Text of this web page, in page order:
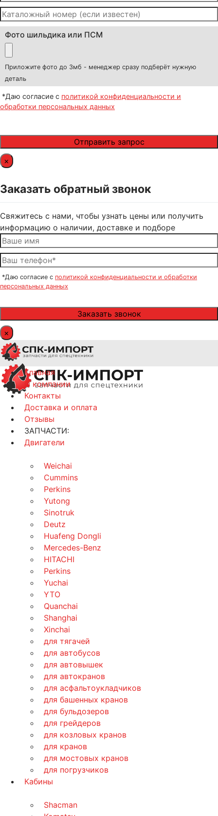
Фото шильдика или ПСМ
Приложите фото до 3мб - менеджер сразу подберёт нужную
деталь
*Даю согласие с политикой конфиденциальности и
обработки персональных данных
×
Заказать обратный звонок
Свяжитесь с нами, чтобы узнать цены или получить
информацию о наличии, доставке и подборе
*Даю согласие с политикой конфиденциальности и обработки
персональных данных
×
Главная
О компании
Контакты
Доставка и оплата
Отзывы
ЗАПЧАСТИ:
Двигатели
Weichai
Cummins
Perkins
Yutong
Sinotruk
Deutz
Huafeng Dongli
Mercedes-Benz
HITACHI
Perkins
Yuchai
YTO
Quanchai
Shanghai
Xinchai
для тягачей
для автобусов
для автовышек
для автокранов
для асфальтоукладчиков
для башенных кранов
для бульдозеров
для грейдеров
для козловых кранов
для кранов
для мостовых кранов
для погрузчиков
Кабины
Shacman